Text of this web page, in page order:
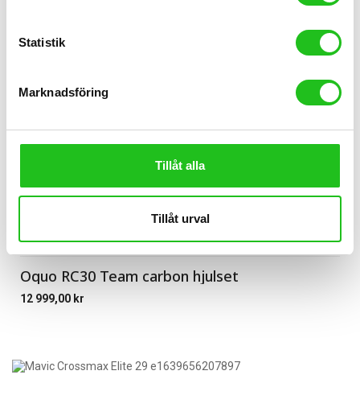
Statistik
Marknadsföring
Tillåt alla
Tillåt urval
Cykeltillbehör
Oquo RC30 Team carbon hjulset
12 999,00 kr